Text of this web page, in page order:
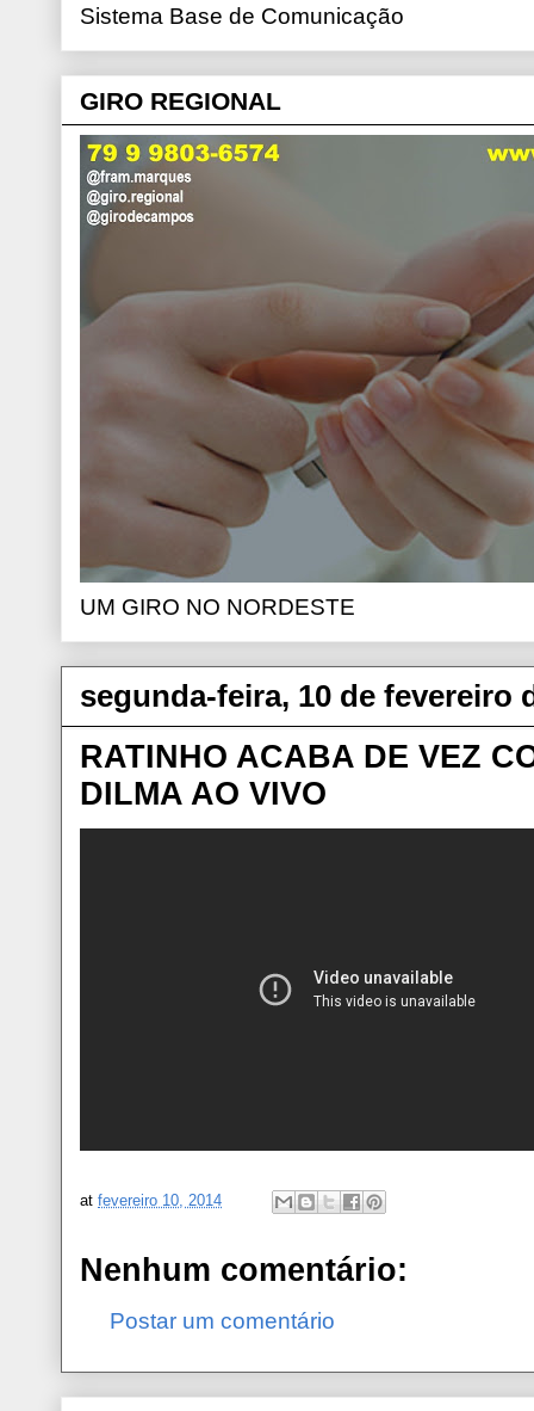
Sistema Base de Comunicação
GIRO REGIONAL
UM GIRO NO NORDESTE
segunda-feira, 10 de fevereiro
RATINHO ACABA DE VEZ
DILMA AO VIVO
at fevereiro 10, 2014
Nenhum comentário:
Postar um comentário